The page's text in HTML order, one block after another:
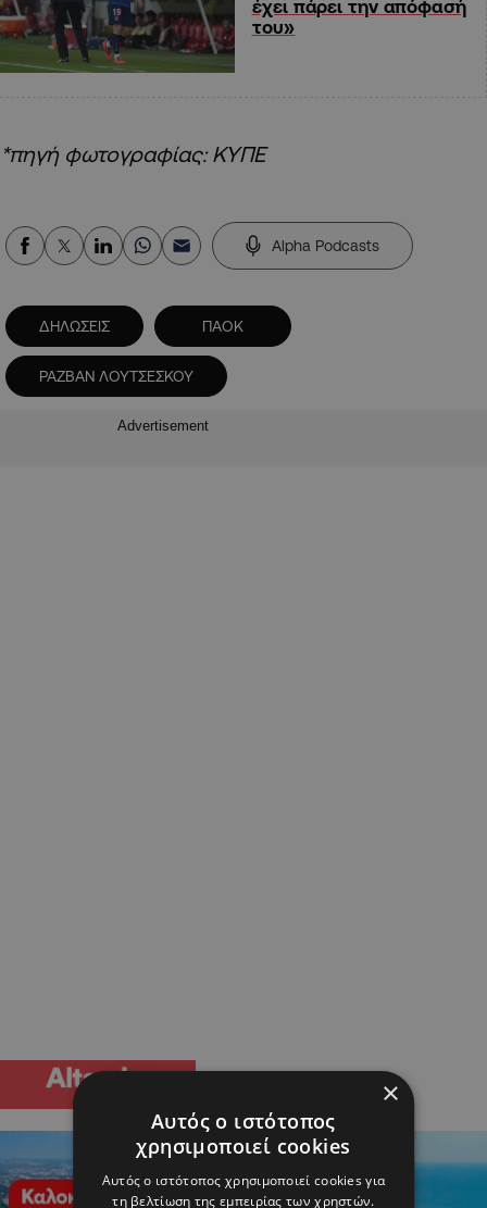
έχει πάρει την απόφασή
του»
*πηγή φωτογραφίας: ΚΥΠΕ
Alpha Podcasts
ΔΗΛΩΣΕΙΣ ΠΑΟΚ
ΡΑΖΒΑΝ ΛΟΥΤΣΕΣΚΟΥ
Advertisement
×
Αυτός ο ιστότοπος
χρησιμοποιεί cookies
Αυτός ο ιστότοπος χρησιμοποιεί cookies για
τη βελτίωση της εμπειρίας των χρηστών.